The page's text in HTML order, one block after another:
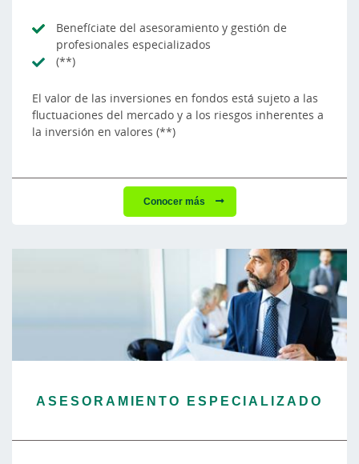
Benefíciate del asesoramiento y gestión de
profesionales especializados
(**)
El valor de las inversiones en fondos está sujeto a las
fluctuaciones del mercado y a los riesgos inherentes a
la inversión en valores (**)
Conocer más
ASESORAMIENTO ESPECIALIZADO